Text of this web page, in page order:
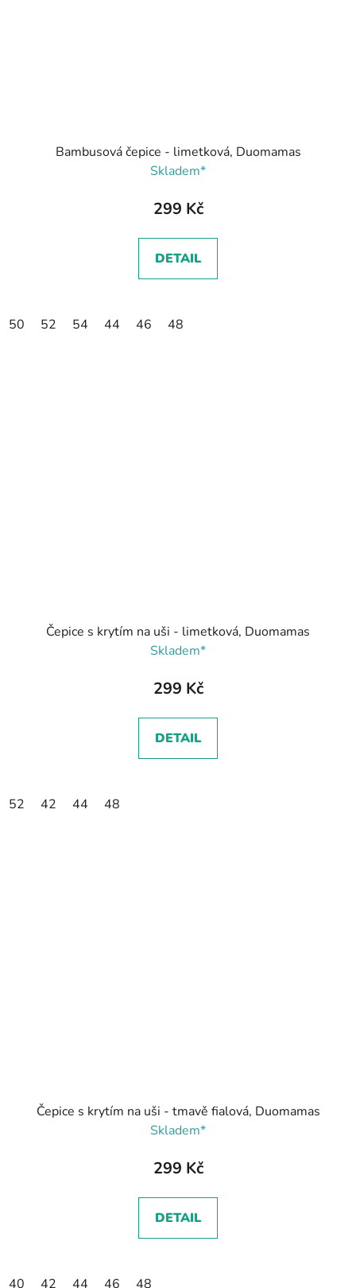
Bambusová čepice - limetková, Duomamas
Skladem*
299 Kč
DETAIL
50 52 54 44 46 48
Čepice s krytím na uši - limetková, Duomamas
Skladem*
299 Kč
DETAIL
52 42 44 48
Čepice s krytím na uši - tmavě fialová, Duomamas
Skladem*
299 Kč
DETAIL
40 42 44 46 48